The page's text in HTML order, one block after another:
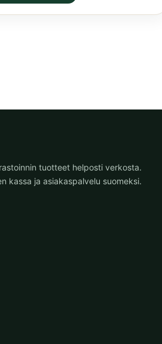
tuotteet helposti verkosta.
kassa ja asiakaspalvelu suomeksi.